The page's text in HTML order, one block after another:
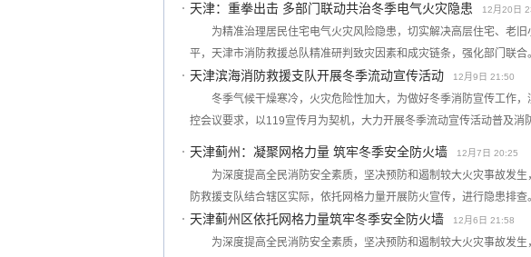
天津：重拳出击 多部门联动共治冬季电气火灾隐患 12月20日
为精准治理居民住宅电气火灾风险隐患，切实解决高层住宅、老
平，天津市消防救援总队精准研判致灾因素和成灾链条，强化部门联合。
天津滨海消防救援支队开展冬季流动宣传活动 12月9日 21:50
冬季气候干燥寒冷，火灾危险性加大，为做好冬季消防宣传工作
控会议要求，以119宣传月为契机，大力开展冬季流动宣传活动普及消
天津蓟州：凝聚网格力量 筑牢冬季安全防火墙 12月7日 20:25
为深度提高全民消防安全素质，坚决预防和遏制较大火灾事故发
防救援支队结合辖区实际，依托网格力量开展防火宣传，进行隐患排查。
天津蓟州区依托网格力量筑牢冬季安全防火墙 12月6日 21:58
为深度提高全民消防安全素质，坚决预防和遏制较大火灾事故发